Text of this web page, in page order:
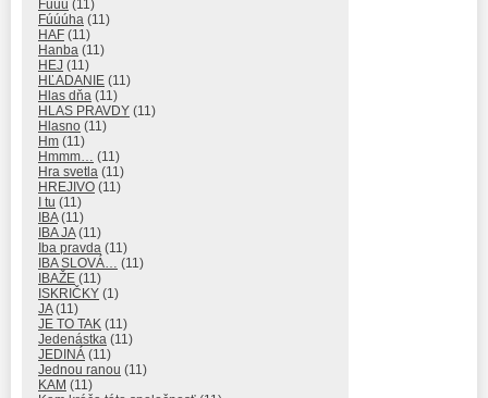
Fúúú (11)
Fúúúha (11)
HAF (11)
Hanba (11)
HEJ (11)
HĽADANIE (11)
Hlas dňa (11)
HLAS PRAVDY (11)
Hlasno (11)
Hm (11)
Hmmm… (11)
Hra svetla (11)
HREJIVO (11)
I tu (11)
IBA(11)
IBA JA(11)
Iba pravda (11)
IBA SLOVÁ… (11)
IBAŽE (11)
ISKRIČKY (1)
JA(11)
JE TO TAK (11)
Jedenástka (11)
JEDINÁ (11)
Jednou ranou (11)
KAM (11)